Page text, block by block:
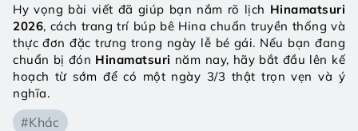
Hy vọng bài viết đã giúp bạn nắm rõ lịch Hinamatsuri
2026, cách trang trí búp bê Hina chuẩn truyền thống và
thực đơn đặc trưng trong ngày lễ bé gái. Nếu bạn đang
chuẩn bị đón Hinamatsuri năm nay, hãy bắt đầu lên kế
hoạch từ sớm để có một ngày 3/3 thật trọn vẹn và ý
nghĩa.
#Khác